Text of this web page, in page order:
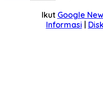
Ikut Google
Informasi |